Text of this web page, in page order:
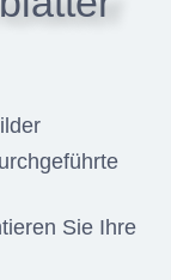
Sie Ihre